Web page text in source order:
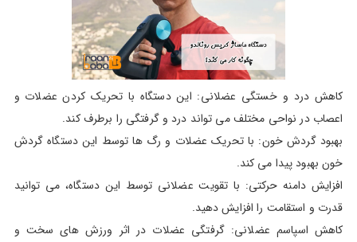
کاهش درد و خستگی عضلانی: این دستگاه با تحریک کردن عضلات و
اعصاب در نواحی مختلف می تواند درد و گرفتگی را برطرف کند.
بهبود گردش خون: با تحریک عضلات و رگ ها توسط این دستگاه گردش
خون بهبود پیدا می کند.
افزایش دامنه حرکتی: با تقویت عضلانی توسط این دستگاه، می توانید
قدرت و استقامت را افزایش دهید.
کاهش اسپاسم عضلانی: گرفتگی عضلات در اثر ورزش های سخت و